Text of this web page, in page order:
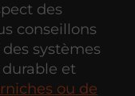
des
conseillons
systèmes
et
ou de